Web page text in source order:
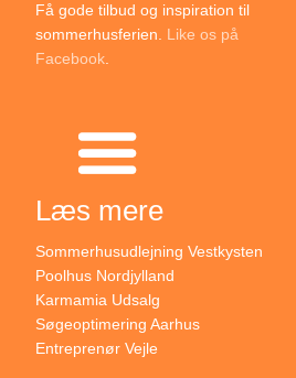
Få gode tilbud og inspiration til
sommerhusferien. Like os på
Facebook.
Læs mere
Sommerhusudlejning Vestkysten
Poolhus Nordjylland
Karmamia Udsalg
Søgeoptimering Aarhus
Entreprenør Vejle